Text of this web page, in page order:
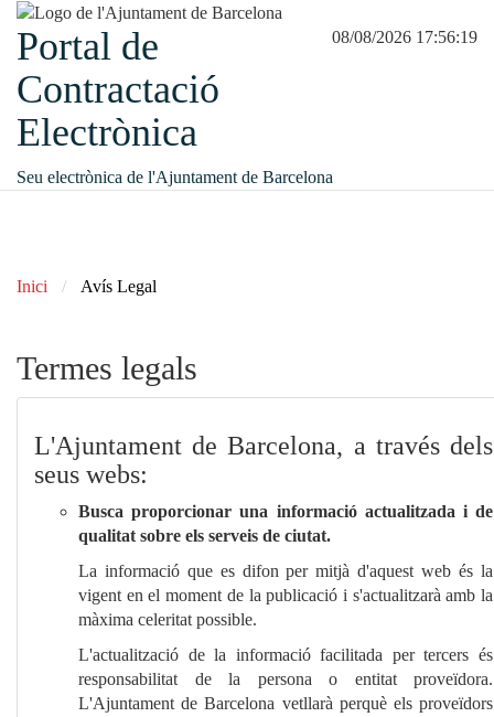
08/08/2026 17:56:20
Portal de
Contractació
Electrònica
Seu electrònica de l'Ajuntament de Barcelona
Inici Avís Legal
Termes legals
L'Ajuntament de Barcelona, a través dels
seus webs:
Busca proporcionar una informació actualitzada i de
qualitat sobre els serveis de ciutat.
La informació que es difon per mitjà d'aquest web és la
vigent en el moment de la publicació i s'actualitzarà amb la
màxima celeritat possible.
L'actualització de la informació facilitada per tercers és
responsabilitat de la persona o entitat proveïdora.
L'Ajuntament de Barcelona vetllarà perquè els proveïdors